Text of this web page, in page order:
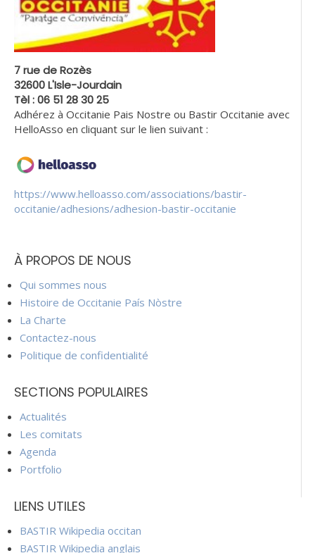
7 rue de Rozès
32600 L'Isle-Jourdain
Tèl : 06 51 28 30 25
Adhérez à Occitanie Pais Nostre ou Bastir Occitanie avec
HelloAsso en cliquant sur le lien suivant :
https://www.helloasso.com/associations/bastir-
occitanie/adhesions/adhesion-bastir-occitanie
À PROPOS DE NOUS
Qui sommes nous
Histoire de Occitanie País Nòstre
La Charte
Contactez-nous
Politique de confidentialité
SECTIONS POPULAIRES
Actualités
Les comitats
Agenda
Portfolio
LIENS UTILES
BASTIR Wikipedia occitan
BASTIR Wikipedia anglais